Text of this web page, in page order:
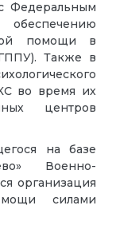
Федеральным
помощи в
Также в
во время их
центров
на базе
Военно-
организация
силами